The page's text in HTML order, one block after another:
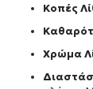
Κοπές
Χρώμα